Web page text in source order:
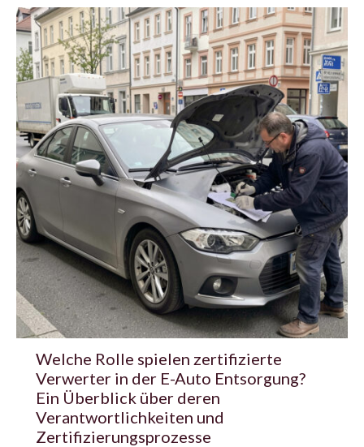
Welche Rolle spielen zertifizierte
Verwerter in der E-Auto Entsorgung?
Ein Überblick über deren
Verantwortlichkeiten und
Zertifizierungsprozesse